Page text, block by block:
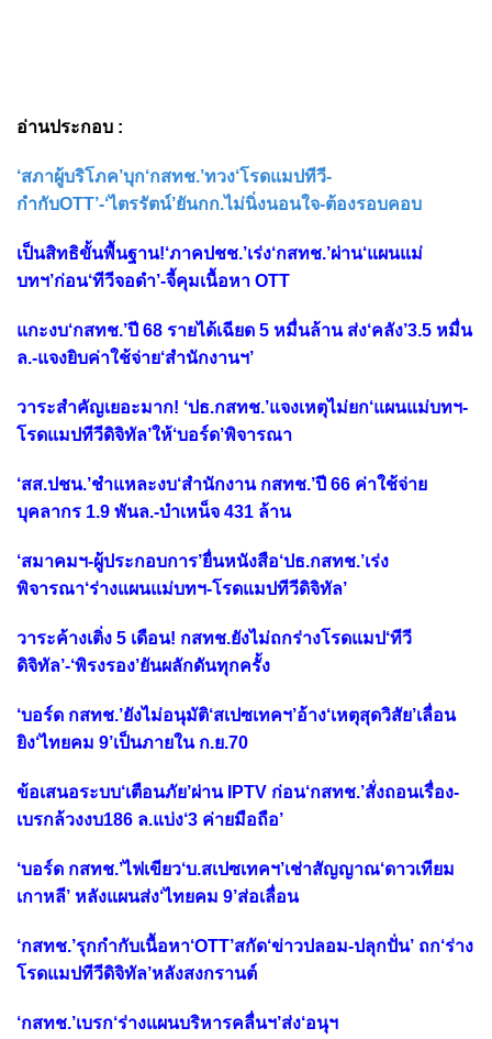
อ่านประกอบ :
‘สภาผู้บริโภค’บุก‘กสทช.’ทวง‘โรดแมปทีวี-
กำกับOTT’-‘ไตรรัตน์’ยันกก.ไม่นิ่งนอนใจ-ต้องรอบคอบ
เป็นสิทธิขั้นพื้นฐาน!‘ภาคปชช.’เร่ง‘กสทช.’ผ่าน‘แผนแม่
บทฯ’ก่อน‘ทีวีจอดำ’-จี้คุมเนื้อหา OTT
แกะงบ‘กสทช.’ปี 68 รายได้เฉียด 5 หมื่นล้าน ส่ง‘คลัง’3.5 หมื่น
ล.-แจงยิบค่าใช้จ่าย‘สำนักงานฯ’
วาระสำคัญเยอะมาก! ‘ปธ.กสทช.’แจงเหตุไม่ยก‘แผนแม่บทฯ-
โรดแมปทีวีดิจิทัล’ให้‘บอร์ด’พิจารณา
‘สส.ปชน.’ชำแหละงบ‘สำนักงาน กสทช.’ปี 66 ค่าใช้จ่าย
บุคลากร 1.9 พันล.-บำเหน็จ 431 ล้าน
‘สมาคมฯ-ผู้ประกอบการ’ยื่นหนังสือ‘ปธ.กสทช.’เร่ง
พิจารณา‘ร่างแผนแม่บทฯ-โรดแมปทีวีดิจิทัล’
วาระค้างเติ่ง 5 เดือน! กสทช.ยังไม่ถกร่างโรดแมป‘ทีวี
ดิจิทัล’-‘พิรงรอง’ยันผลักดันทุกครั้ง
‘บอร์ด กสทช.’ยังไม่อนุมัติ‘สเปซเทคฯ’อ้าง‘เหตุสุดวิสัย’เลื่อน
ยิง‘ไทยคม 9’เป็นภายใน ก.ย.70
ข้อเสนอระบบ‘เตือนภัย’ผ่าน IPTV ก่อน‘กสทช.’สั่งถอนเรื่อง-
เบรกล้วงงบ186 ล.แบ่ง‘3 ค่ายมือถือ’
‘บอร์ด กสทช.’ไฟเขียว‘บ.สเปซเทคฯ’เช่าสัญญาณ‘ดาวเทียม
เกาหลี’ หลังแผนส่ง‘ไทยคม 9’ส่อเลื่อน
‘กสทช.’รุกกำกับเนื้อหา‘OTT’สกัด‘ข่าวปลอม-ปลุกปั่น’ ถก‘ร่าง
โรดแมปทีวีดิจิทัล’หลังสงกรานต์
‘กสทช.’เบรก‘ร่างแผนบริหารคลื่นฯ’ส่ง‘อนุฯ